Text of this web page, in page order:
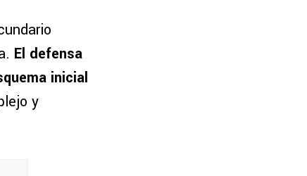
El defensa
inicial
y